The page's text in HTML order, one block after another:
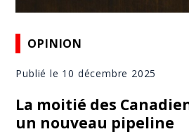
OPINION
Publié le 10 décembre 2025
La moitié des
un nouveau pipeline